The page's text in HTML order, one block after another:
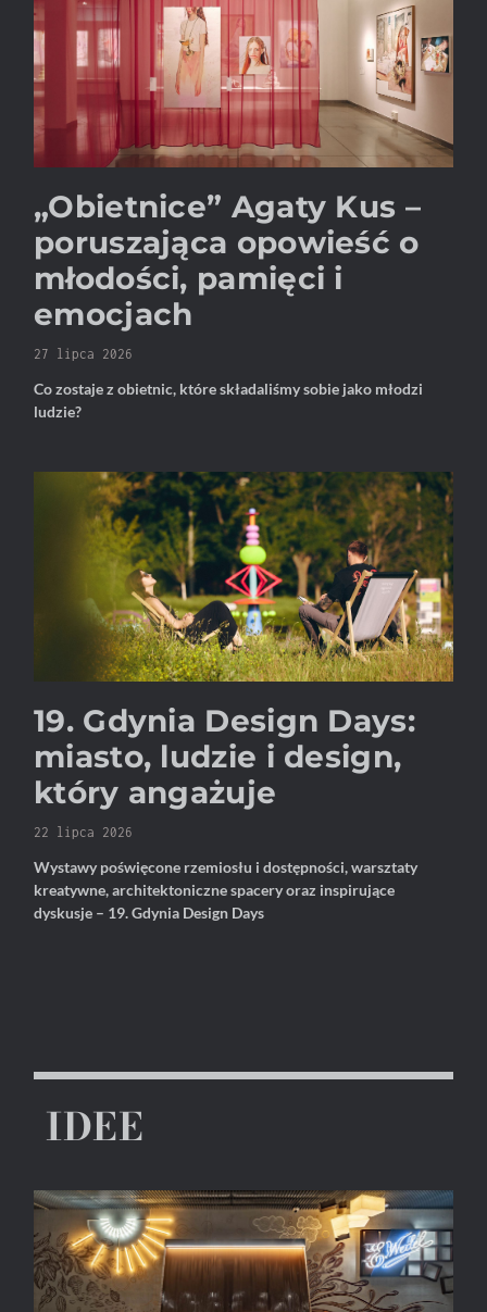
„Obietnice” Agaty Kus –
poruszająca opowieść o
młodości, pamięci i
emocjach
27 lipca 2026
Co zostaje z obietnic, które składaliśmy sobie jako młodzi
ludzie?
19. Gdynia Design Days:
miasto, ludzie i design,
który angażuje
22 lipca 2026
Wystawy poświęcone rzemiosłu i dostępności, warsztaty
kreatywne, architektoniczne spacery oraz inspirujące
dyskusje – 19. Gdynia Design Days
IDEE